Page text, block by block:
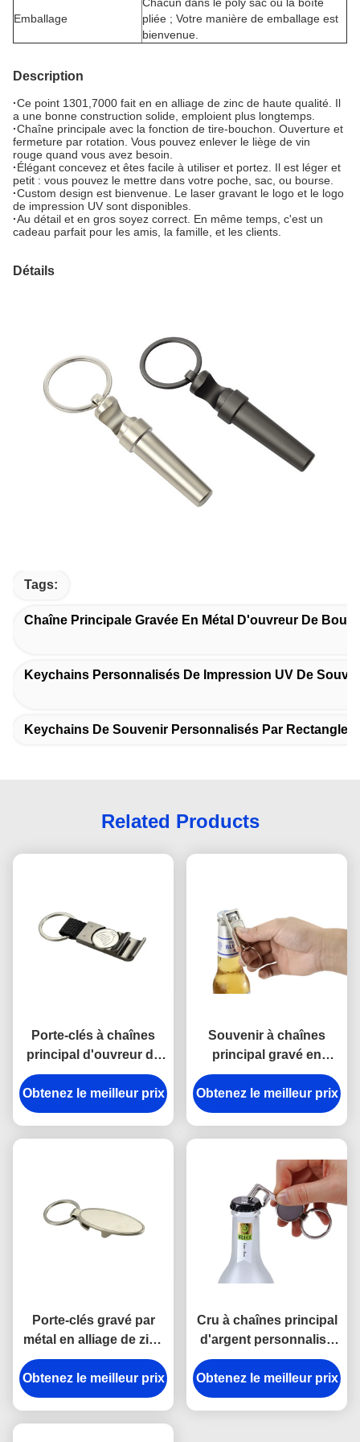
Emballage
pliée ; Votre manière de emballage est
bienvenue.
Description
·Ce point 1301,7000 fait en en alliage de zinc de haute qualité. Il
a une bonne construction solide, emploient plus longtemps.
·Chaîne principale avec la fonction de tire-bouchon. Ouverture et
fermeture par rotation. Vous pouvez enlever le liège de vin
rouge quand vous avez besoin.
·Élégant concevez et êtes facile à utiliser et portez. Il est léger et
petit : vous pouvez le mettre dans votre poche, sac, ou bourse.
·Custom design est bienvenue. Le laser gravant le logo et le logo
de impression UV sont disponibles.
·Au détail et en gros soyez correct. En même temps, c'est un
cadeau parfait pour les amis, la famille, et les clients.
Détails
Tags:
Chaîne Principale Gravée En Métal D'ouvreur De
Keychains Personnalisés De Impression UV De
Keychains De Souvenir Personnalisés Par Rectangle
Related Products
Porte-clés à chaînes
principal d'ouvreur de
bouteille de pièce de
monnaie de chariot à
achats de support en
Obtenez le meilleur prix
Souvenir à chaînes
principal gravé en
alliage de zinc de
rectangle d'ouvreur de
bouteille en métal
Obtenez le meilleur prix
Porte-clés gravé par
métal en alliage de zinc
personnalisé par ellipse
de chaîne principale
d'ouvreur de bouteille
Obtenez le meilleur prix
Cru à chaînes principal
d'argent personnalisé
par forme principale
d'ouvreur de bouteille
en métal
Obtenez le meilleur prix